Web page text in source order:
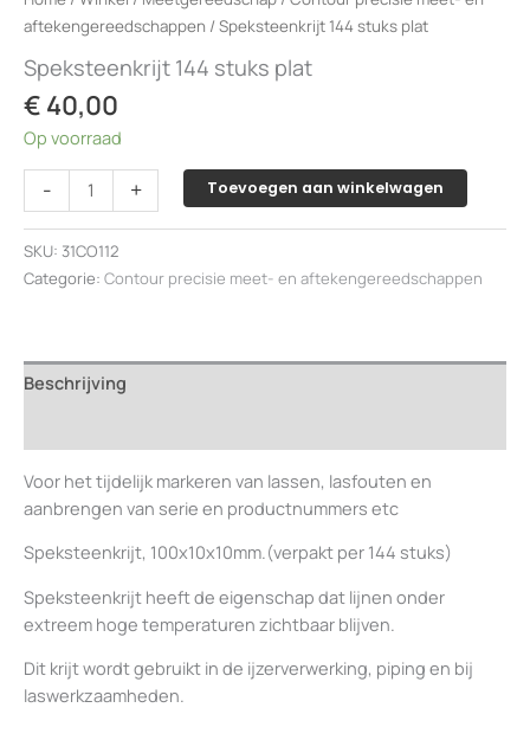
aftekengereedschappen / Speksteenkrijt 144 stuks plat
Speksteenkrijt 144 stuks plat
€ 40,00
Op voorraad
-
Speksteenkrijt
144
stuks
plat
aantal
+ Toevoegen aan winkelwagen
SKU: 31CO112
Categorie: Contour precisie meet- en aftekengereedschappen
Beschrijving
Voor het tijdelijk markeren van lassen, lasfouten en
aanbrengen van serie en productnummers etc
Speksteenkrijt, 100x10x10mm.(verpakt per 144 stuks)
Speksteenkrijt heeft de eigenschap dat lijnen onder
extreem hoge temperaturen zichtbaar blijven.
Dit krijt wordt gebruikt in de ijzerverwerking, piping en bij
laswerkzaamheden.